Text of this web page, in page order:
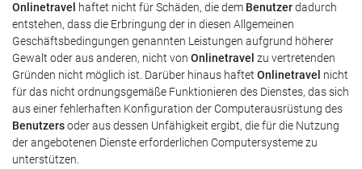
Onlinetravel
haftet nicht für Schäden, die dem Benutzerdadurch
entstehen, dass die Erbringung der in diesen Allgemeinen
Geschäftsbedingungen genannten Leistungen aufgrund höherer
Gewalt oder aus anderen, nicht von Onlinetravel zu vertretenden
Gründen nicht möglich ist. Darüber hinaus haftet Onlinetravel nicht
für das nicht ordnungsgemäße Funktionieren des Dienstes, das sich
aus einer fehlerhaften Konfiguration der Computerausrüstung des
Benutzersoder aus dessen Unfähigkeit ergibt, die für die Nutzung
der angebotenen Dienste erforderlichen Computersysteme zu
unterstützen.